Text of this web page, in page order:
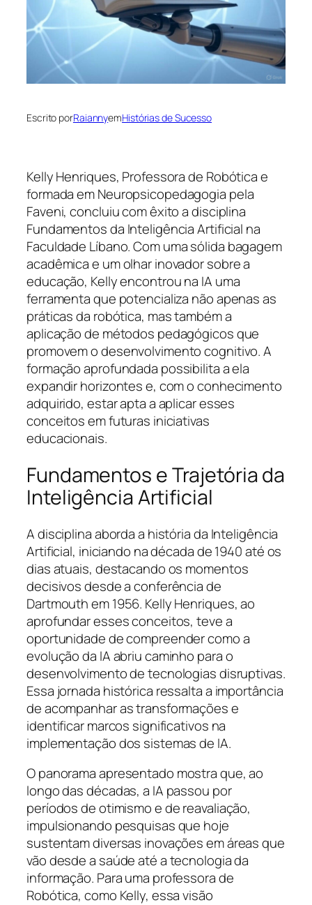
Escrito porRaiannyemHistórias de Sucesso
Kelly Henriques, Professora de Robótica e
formada em Neuropsicopedagogia pela
Faveni, concluiu com êxito a disciplina
Fundamentos da Inteligência Artificial na
Faculdade Líbano. Com uma sólida bagagem
acadêmica e um olhar inovador sobre a
educação, Kelly encontrou na IA uma
ferramenta que potencializa não apenas as
práticas da robótica, mas também a
aplicação de métodos pedagógicos que
promovem o desenvolvimento cognitivo. A
formação aprofundada possibilita a ela
expandir horizontes e, com o conhecimento
adquirido, estar apta a aplicar esses
conceitos em futuras iniciativas
educacionais.
Fundamentos e Trajetória da
Inteligência Artificial
A disciplina aborda a história da Inteligência
Artificial, iniciando na década de 1940 até os
dias atuais, destacando os momentos
decisivos desde a conferência de
Dartmouth em 1956. Kelly Henriques, ao
aprofundar esses conceitos, teve a
oportunidade de compreender como a
evolução da IA abriu caminho para o
desenvolvimento de tecnologias disruptivas.
Essa jornada histórica ressalta a importância
de acompanhar as transformações e
identificar marcos significativos na
implementação dos sistemas de IA.
O panorama apresentado mostra que, ao
longo das décadas, a IA passou por
períodos de otimismo e de reavaliação,
impulsionando pesquisas que hoje
sustentam diversas inovações em áreas que
vão desde a saúde até a tecnologia da
informação. Para uma professora de
Robótica, como Kelly, essa visão